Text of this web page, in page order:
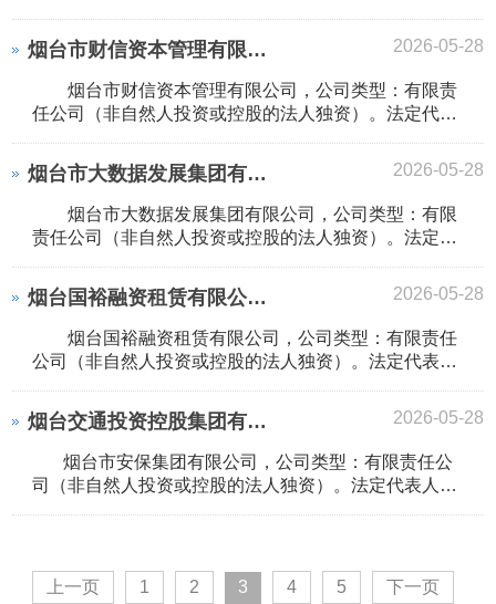
质押典当业务；房地产（外省、自治区、直辖市的房地
产或者未取得商品房预售许可证的在建工程除外）抵押
典当业...
2026-05-28
烟台市财信资本管理有限公司 工商注册登记信息
烟台市财信资本管理有限公司，公司类型：有限责
任公司（非自然人投资或控股的法人独资）。法定代表
权投资，基金投资及管理，政府重大建设项目投资、融
资，政府项目、产业项目投资，财务及投资咨询（未经
2026-05-28
烟台市大数据发展集团有限公司 工商注册登记信息
烟台市大数据发展集团有限公司，公司类型：有限
责任公司（非自然人投资或控股的法人独资）。法定代
售；互联网安全服务；互联网数据服务；安全系统监控
服务；会议及展览服务；区块链技术相关软件和服务；
2026-05-28
烟台国裕融资租赁有限公司 工商注册登记信息
烟台国裕融资租赁有限公司，公司类型：有限责任
公司（非自然人投资或控股的法人独资）。法定代表
医疗设备租赁。(依法须经批准的项目，经相关部门批准
后方可开展经营活动，具体经营项目以相关部门批准
2026-05-28
烟台交通投资控股集团有限公司，公司类型：有限责任公司（非自然人投资或控股的法人独
烟台市安保集团有限公司，公司类型：有限责任公
司（非自然人投资或控股的法人独资）。法定代表人：
准...上一页 1 2 3 4 5 下一页